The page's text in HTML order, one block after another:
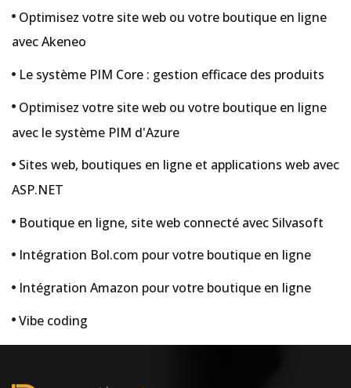
Optimisez votre site web ou votre boutique en ligne
avec Akeneo
Le système PIM Core : gestion efficace des produits
Optimisez votre site web ou votre boutique en ligne
avec le système PIM d'Azure
Sites web, boutiques en ligne et applications web avec
ASP.NET
Boutique en ligne, site web connecté avec Silvasoft
Intégration Bol.com pour votre boutique en ligne
Intégration Amazon pour votre boutique en ligne
Vibe coding